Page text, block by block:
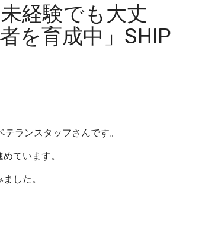
経験でも大丈
を育成中」SHIP
ランスタッフさんです。
ています。
した。